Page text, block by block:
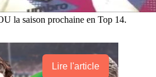
la saison prochaine en Top 14.
Lire l'article